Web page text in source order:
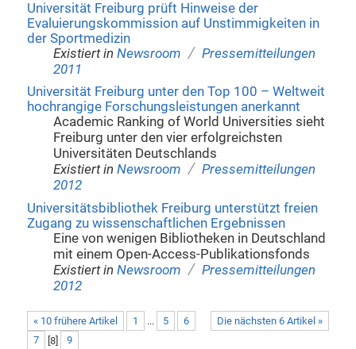
Universität Freiburg prüft Hinweise der
Evaluierungskommission auf Unstimmigkeiten in
der Sportmedizin
Existiert in Newsroom / Pressemitteilungen
2011
Universität Freiburg unter den Top 100 – Weltweit
hochrangige Forschungsleistungen anerkannt
Academic Ranking of World Universities sieht
Freiburg unter den vier erfolgreichsten
Universitäten Deutschlands
Existiert in Newsroom / Pressemitteilungen
2012
Universitätsbibliothek Freiburg unterstützt freien
Zugang zu wissenschaftlichen Ergebnissen
Eine von wenigen Bibliotheken in Deutschland
mit einem Open-Access-Publikationsfonds
Existiert in Newsroom / Pressemitteilungen
2012
« 10 frühere Artikel Die nächsten 6 Artikel »
1 ... 5
6
7
[8] 9